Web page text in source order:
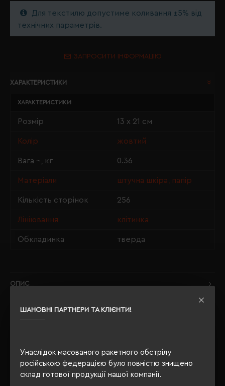
ШАНОВНІ ПАРТНЕРИ ТА КЛІЄНТИ!
Унаслідок масованого ракетного обстрілу
російською федерацією було повністю знищено
склад готової продукції нашої компанії.
Для текстилю допустиме коливання ±5% від
технічних параметрів.
ЗАПРОСИТИ ІНФОРМАЦІЮ
ХАРАКТЕРИСТИКИ
ХАРАКТЕРИСТИКИ
Розмір 13 х 21 см
Колір жовтий
Вага ~, кг 0.36
Матеріали штучна шкіра, папір
Кількість сторінок 256
Лініювання клітинка
Обкладинка тверда
ОПИС
ВІДГУКИ
РЕКОМЕНДУЄМО